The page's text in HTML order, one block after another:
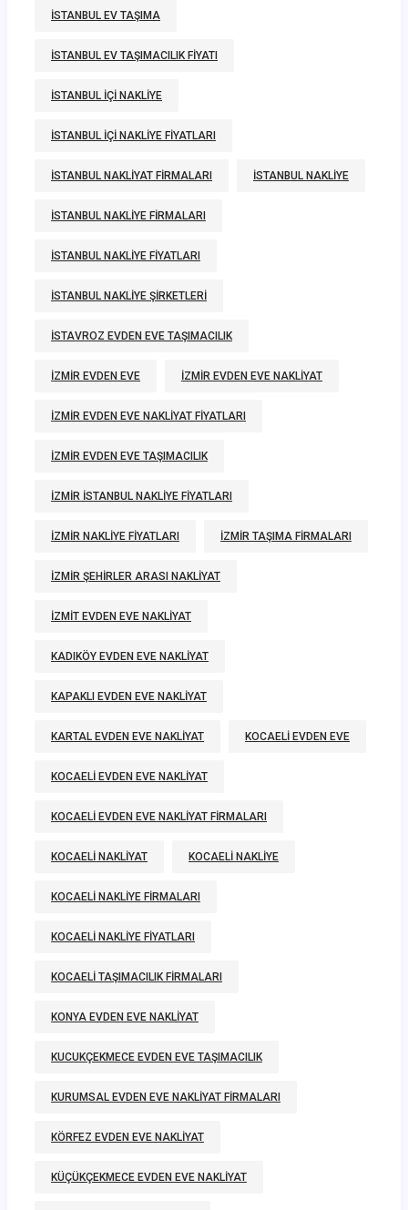
ISTANBUL EV TAŞIMA
ISTANBUL EV TAŞIMACILIK FIYATI
ISTANBUL IÇI NAKLIYE
ISTANBUL IÇI NAKLIYE FIYATLARI
ISTANBUL NAKLIYAT FIRMALARI ISTANBUL NAKLIYE
ISTANBUL NAKLIYE FIRMALARI
ISTANBUL NAKLIYE FIYATLARI
ISTANBUL NAKLIYE ŞIRKETLERI
ISTAVROZ EVDEN EVE TAŞIMACILIK
IZMIR EVDEN EVE IZMIR EVDEN EVE NAKLIYAT
IZMIR EVDEN EVE NAKLIYAT FIYATLARI
IZMIR EVDEN EVE TAŞIMACILIK
IZMIR ISTANBUL NAKLIYE FIYATLARI
IZMIR NAKLIYE FIYATLARI IZMIR TAŞIMA FIRMALARI
IZMIR ŞEHIRLER ARASI NAKLIYAT
IZMIT EVDEN EVE NAKLIYAT
KADIKÖY EVDEN EVE NAKLIYAT
KAPAKLI EVDEN EVE NAKLIYAT
KARTAL EVDEN EVE NAKLIYAT KOCAELI EVDEN EVE
KOCAELI EVDEN EVE NAKLIYAT
KOCAELI EVDEN EVE NAKLIYAT FIRMALARI
KOCAELI NAKLIYAT KOCAELI NAKLIYE
KOCAELI NAKLIYE FIRMALARI
KOCAELI NAKLIYE FIYATLARI
KOCAELI TAŞIMACILIK FIRMALARI
KONYA EVDEN EVE NAKLIYAT
KUCUKÇEKMECE EVDEN EVE TAŞIMACILIK
KURUMSAL EVDEN EVE NAKLIYAT FIRMALARI
KÖRFEZ EVDEN EVE NAKLIYAT
KÜÇÜKÇEKMECE EVDEN EVE NAKLIYAT